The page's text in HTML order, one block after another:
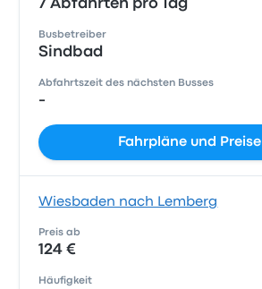
7 Abfahrten pro Tag
Busbetreiber
Sindbad
Abfahrtszeit des nächsten Busses
-
Fahrpläne und Preise
Wiesbaden nach Lemberg
Preis ab
124 €
Häufigkeit